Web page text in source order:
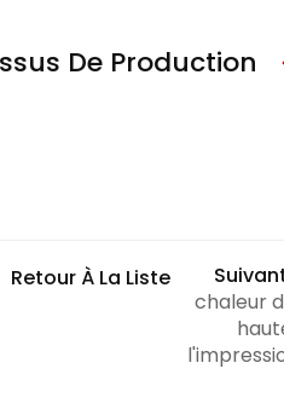
De Production
chaleur
Retour À La Liste